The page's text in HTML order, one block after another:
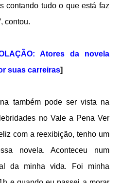
contando tudo o que está faz
contou.
Atores da novela
suas carreiras]
também pode ser vista na
no Vale a Pena Ver
com a reexibição, tenho um
novela. Aconteceu num
da minha vida. Foi minha